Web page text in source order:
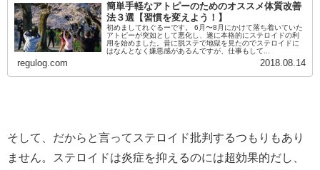
簡単手軽なアトピーのためのオススメ体質改善
法３選【習慣を変えよう！】
初めましてれぐるーです。 6月〜8月にかけて落ち着いていた
アトピーが突如として悪化し、遂に本格的にステロイドの利
用を始めました。昔に脱ステで地獄を見たのでステロイドに
はなんとなく嫌悪感があるんですが、仕事もして...
regulog.com 2018.08.14
そして、だからと言ってステロイド批判するつもりもあり
ません。ステロイドは炎症を抑えるのには超効果的だし、